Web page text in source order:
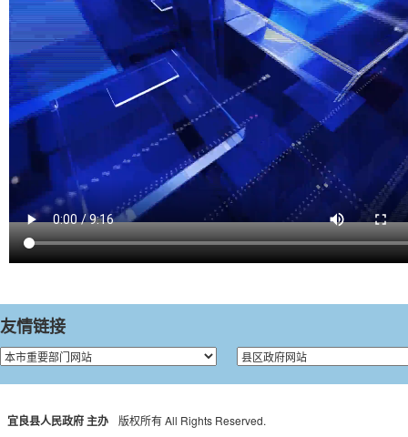
友情链接
宜良县人民政府 主办 版权所有 All Rights Reserved.